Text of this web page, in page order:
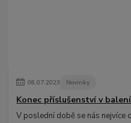
08.07.2023 Novinky
Konec příslušenství v
V poslední době se nás nejvíce